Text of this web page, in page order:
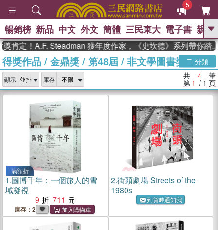
5
GO
熱搜： 東野圭吾 、 高希均教授回憶錄
、 The Odyssey 、 父親節 、 如果歷
國際布克
獎 臺灣漫遊錄 、 方念華 、 台灣的李
偉大的迷走神經
暢銷榜 新品 中文 外文 簡體 三民東大 電子書 親子
肯定！A.F. Steadman 獲年度作家，《史坎德》系列帶你踏
得獎作品 / 金鼎獎 / 第48屆 / 非文學圖書獎 分類
顯示 庫存 共 4 筆
第 1 / 1 頁
滿額折
1.圖博千年：一個旅人的雪
域凝視
9
711
庫存：2
2.街頭劇場 Streets of the
1980s
到貨時通知我